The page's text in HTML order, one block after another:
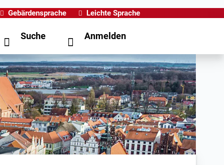
Gebärdensprache Leichte Sprache
Suche Anmelden